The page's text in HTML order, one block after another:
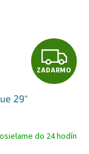
Z
A
A
ZADARMO
29"
do 24 hodín